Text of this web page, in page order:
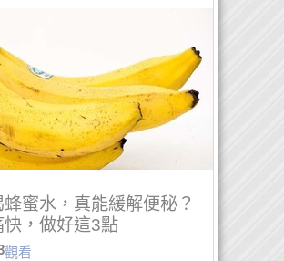
蜜水，真能緩解便秘？
快，做好這3點
觀看